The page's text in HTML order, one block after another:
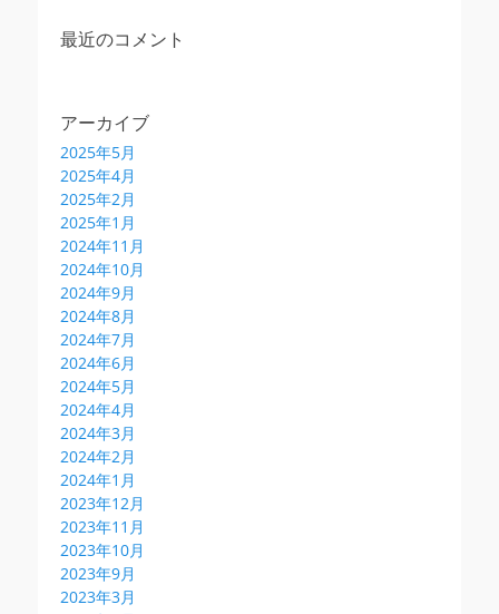
最近のコメント
アーカイブ
2025年5月
2025年4月
2025年2月
2025年1月
2024年11月
2024年10月
2024年9月
2024年8月
2024年7月
2024年6月
2024年5月
2024年4月
2024年3月
2024年2月
2024年1月
2023年12月
2023年11月
2023年10月
2023年9月
2023年3月